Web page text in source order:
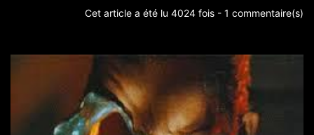
Cet article a été lu 4024 fois - 1 commentaire(s)